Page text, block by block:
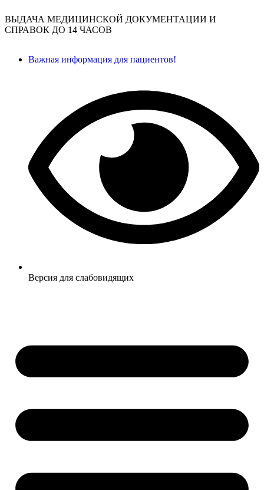
ВЫДАЧА МЕДИЦИНСКОЙ ДОКУМЕНТАЦИИ И
СПРАВОК ДО 14 ЧАСОВ
Важная информация для пациентов!
Версия для слабовидящих